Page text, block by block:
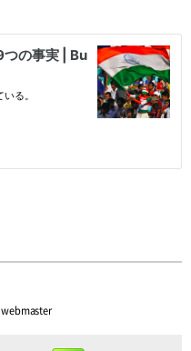
webmaster